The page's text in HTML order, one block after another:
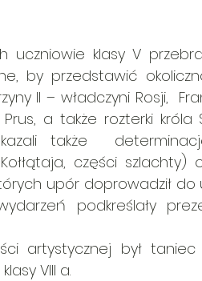
uczniowie klasy V
by przedstawić
II – władczyni Rosji,
a także rozterki
ukazali także
części szlachty)
upór doprowadził
podkreślały
artystycznej był
VIII a.